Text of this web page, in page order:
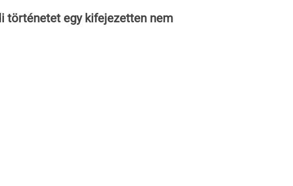
történetet egy kifejezetten nem